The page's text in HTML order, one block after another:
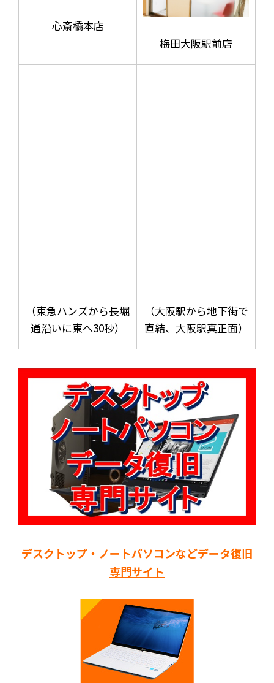
心斎橋本店
梅田大阪駅前店
（東急ハンズから長堀
通沿いに東へ30秒）
（大阪駅から地下街で
直結、大阪駅真正面）
デスクトップ・ノートパソコンなどデータ復旧
専門サイト